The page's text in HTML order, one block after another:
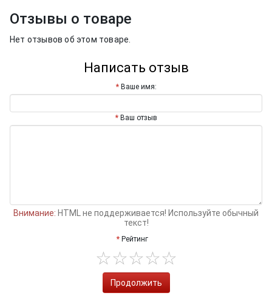
Отзывы о товаре
Нет отзывов об этом товаре.
Написать отзыв
Ваше имя:
Ваш отзыв
Внимание: HTML не поддерживается! Используйте обычный
текст!
Рейтинг
Продолжить